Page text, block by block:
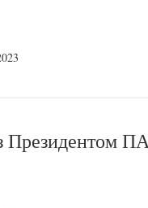
Президентом